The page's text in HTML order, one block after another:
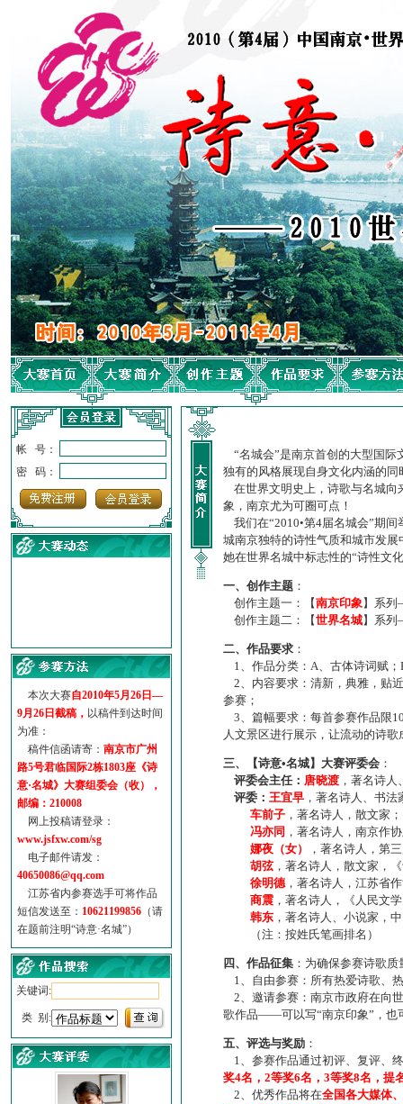
帐 号：
密 码：
·【诗意·名城】地铁展示作...
诗意名城·地铁时间
地铁完美呈现【诗意·名城...
参赛作品多达5000多首
“诗意·名城”晒诗会
特别通知--致广大诗词爱好...
本次大赛自2010年5月26日—
9月26日截稿， 以稿件到达时间
为准：
稿件信函请寄： 南京市广州
路5号君临国际2栋1803座《诗
意·名城》大赛组委会（收），
邮编：210008
网上投稿请登录：
www.jsfxw.com/sg
电子邮件请发：
40650086@qq.com
江苏省内参赛选手可将作品
短信发送至： 10621199856 （请
在题前注明“诗意·名城”）
关键词:
类 别:
“名城会”是南京首创的大型国际
独有的风格展现自身文化内涵的
在世界文明史上，诗歌与名城向
象，南京尤为可圈可点！
我们在“2010•第4届名城会”期
城南京独特的诗性气质和城市发
她在世界名城中标志性的“诗性文
一、创作主题 ：
创作主题一：【南京印象】系
创作主题二：【世界名城】系
二、作品要求 ：
1、作品分类：A、古体诗词赋；
2、内容要求：清新，典雅，贴
参赛；
3、篇幅要求：每首参赛作品限
人文景区进行展示，让流动的诗
三、【诗意•名城】大赛评委会 ：
评委会主任： 唐晓渡 ，著名诗
评委： 王宜早 ，著名诗人、书
车前子 ，著名诗人，散文家；
冯亦同 ，著名诗人，南京作
娜夜（女）
，著名诗人，第
胡弦，著名诗人，散文家，
徐明德，著名诗人，江苏省
商震 ，著名诗人，《人民文
韩东 ，著名诗人、小说家，
（注：按姓氏笔画排名）
四、作品征集 ：为确保参赛诗歌
1、自由参赛：所有热爱诗歌、
2、邀请参赛：南京市政府在向
歌作品——可以写“南京印象”，也
五、评选与奖励 ：
1、参赛作品通过初评、复评、
奖4名，2等奖6名，3等奖8名，提
2、优秀作品将在全国各大媒体